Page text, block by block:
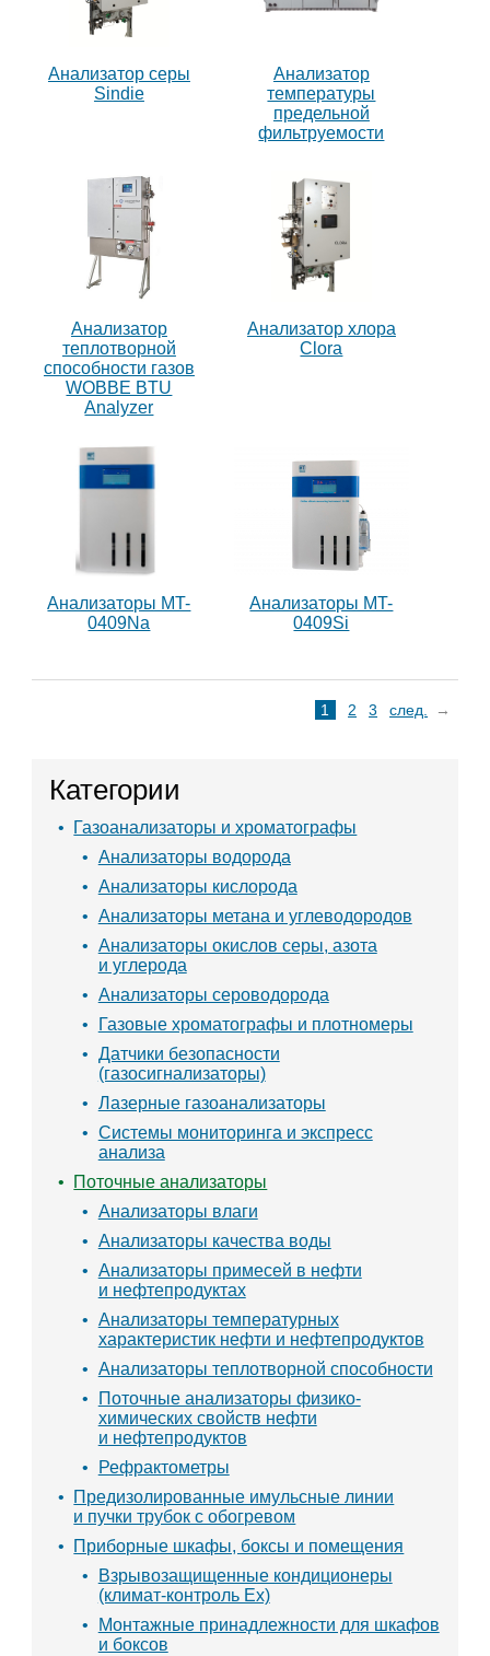
Анализатор серы
Sindie
Анализатор
температуры
предельной
фильтруемости
Анализатор
теплотворной
способности газов
WOBBE BTU
Analyzer
Анализатор хлора
Clora
Анализаторы MT-
0409Na
Анализаторы MT-
0409Si
1 2 3 след.
Категории
Газоанализаторы и хроматографы
Анализаторы водорода
Анализаторы кислорода
Анализаторы метана и углеводородов
Анализаторы окислов серы, азота
и углерода
Анализаторы сероводорода
Газовые хроматографы и плотномеры
Датчики безопасности
(газосигнализаторы)
Лазерные газоанализаторы
Системы мониторинга и экспресс
анализа
Поточные анализаторы
Анализаторы влаги
Анализаторы качества воды
Анализаторы примесей в нефти
и нефтепродуктах
Анализаторы температурных
характеристик нефти и нефтепродуктов
Анализаторы теплотворной способности
Поточные анализаторы физико-
химических свойств нефти
и нефтепродуктов
Рефрактометры
Предизолированные имульсные линии
и пучки трубок с обогревом
Приборные шкафы, боксы и помещения
Взрывозащищенные кондиционеры
(климат-контроль Ex)
Монтажные принадлежности для шкафов
и боксов